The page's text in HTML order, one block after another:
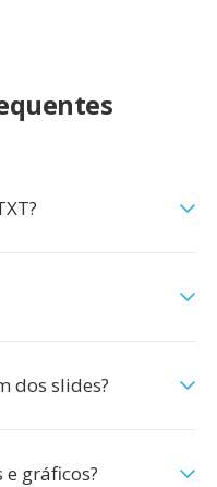
dos slides?
gráficos?